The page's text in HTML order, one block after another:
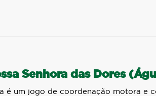
Senhora das Dores
é um jogo de coordenação motora e